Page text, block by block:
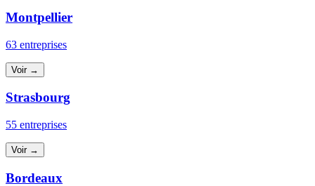
Montpellier
63 entreprises
Voir →
Strasbourg
55 entreprises
Voir →
Bordeaux